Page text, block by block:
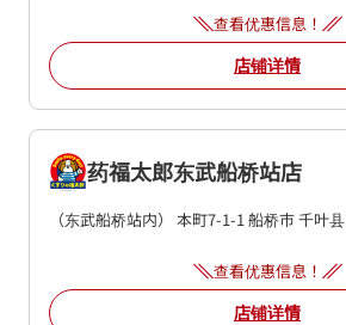
查看优惠信息！
店铺详情
药福太郎东武船桥站店
（东武船桥站内） 本町7-1-1 船桥市千叶县
查看优惠信息！
店铺详情